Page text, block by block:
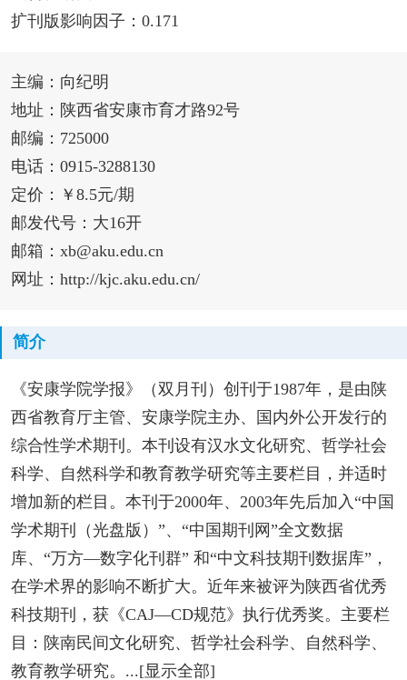
扩刊版影响因子：0.171
主编：向纪明
地址：陕西省安康市育才路92号
邮编：725000
电话：0915-3288130
定价：￥8.5元/期
邮发代号：大16开
邮箱：xb@aku.edu.cn
网址：http://kjc.aku.edu.cn/
简介
《安康学院学报》（双月刊）创刊于1987年，是由陕
西省教育厅主管、安康学院主办、国内外公开发行的
综合性学术期刊。本刊设有汉水文化研究、哲学社会
科学、自然科学和教育教学研究等主要栏目，并适时
增加新的栏目。本刊于2000年、2003年先后加入“中国
学术期刊（光盘版）”、“中国期刊网”全文数据
库、“万方—数字化刊群” 和“中文科技期刊数据库”，
在学术界的影响不断扩大。近年来被评为陕西省优秀
科技期刊，获《CAJ—CD规范》执行优秀奖。主要栏
目：陕南民间文化研究、哲学社会科学、自然科学、
教育教学研究。...[显示全部]